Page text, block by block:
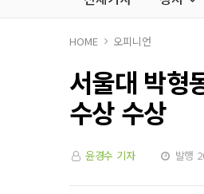
HOME 오피니언
서울대 박형
수상 수상
윤경수 기자 발행